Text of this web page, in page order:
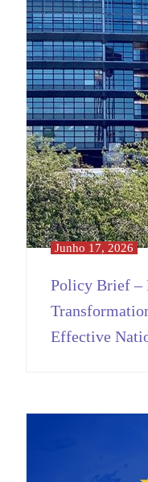
Policy Brief –
Effective
Junho 17, 2026